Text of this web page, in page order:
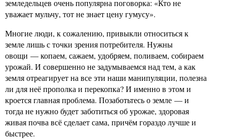
земледельцев очень популярна поговорка: «Кто не
уважает мульчу, тот не знает цену гумусу».
Многие люди, к сожалению, привыкли относиться к
земле лишь с точки зрения потребителя. Нужны
овощи — копаем, сажаем, удобряем, поливаем, собираем
урожай. И совершенно не задумываемся над тем, а как
земля отреагирует на все эти наши манипуляции, полезна
ли для неё прополка и перекопка? И именно в этом и
кроется главная проблема. Позаботьтесь о земле — и
тогда не нужно будет заботиться об урожае, здоровая
живая почва всё сделает сама, причём гораздо лучше и
быстрее.